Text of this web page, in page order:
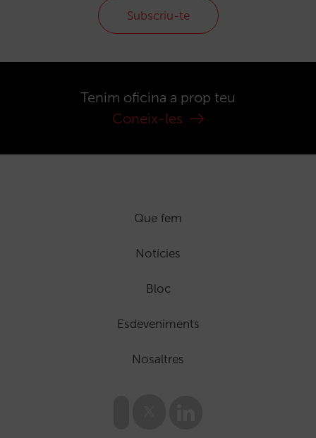
Subscriu-te
Tenim oficina a prop teu
Coneix-les
Que fem
Notícies
Bloc
Esdeveniments
Nosaltres